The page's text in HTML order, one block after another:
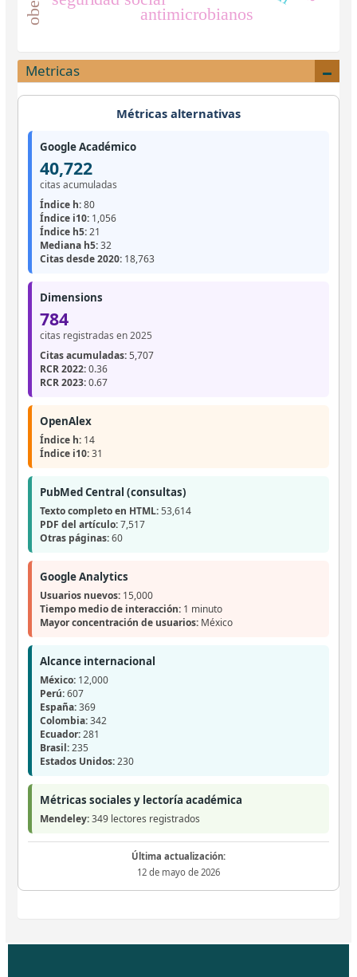
antimicrobianos
Metricas
Métricas alternativas
Google Académico
40,722
citas acumuladas
Índice h:80
Índice i10:1,056
Índice h5:21
Mediana h5:32
Citas desde 2020:18,763
Dimensions
784
citas registradas en 2025
Citas acumuladas:5,707
RCR 2022:0.36
RCR 2023:0.67
OpenAlex
Índice h:14
Índice i10:31
PubMed Central (consultas)
Texto completo en HTML:53,614
PDF del artículo:7,517
Otras páginas:60
Google Analytics
Usuarios nuevos:15,000
Tiempo medio de interacción:1 minuto
Mayor concentración de usuarios:México
Alcance internacional
México:12,000
Perú:607
España:369
Colombia:342
Ecuador:281
Brasil:235
Estados Unidos:230
Métricas sociales y lectoría académica
Mendeley:349 lectores registrados
Última actualización:
12 de mayo de 2026